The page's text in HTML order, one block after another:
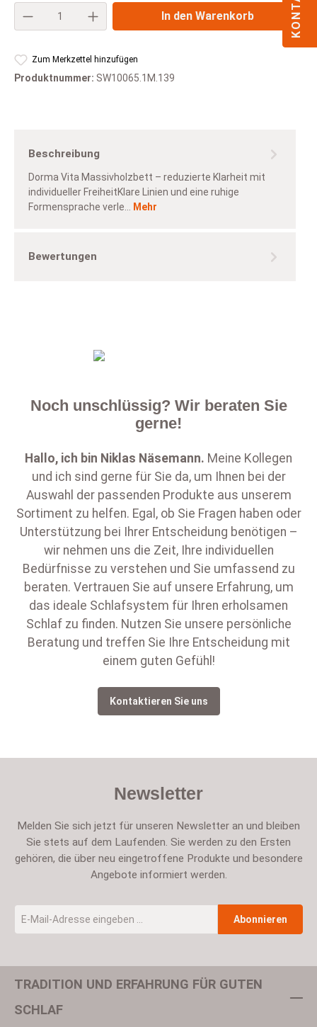
Produkt Anzahl: Gib den gewünschten
In den Warenkorb
Zum Merkzettel hinzufügen
Produktnummer: SW10065.1M.139
Beschreibung
Dorma Vita Massivholzbett – reduzierte Klarheit mit
individueller FreiheitKlare Linien und eine ruhige
Formensprache verle…
Mehr
Bewertungen
Noch unschlüssig? Wir beraten Sie
gerne!
Hallo, ich bin Niklas Näsemann. Meine Kollegen
und ich sind gerne für Sie da, um Ihnen bei der
Auswahl der passenden Produkte aus unserem
Sortiment zu helfen. Egal, ob Sie Fragen haben oder
Unterstützung bei Ihrer Entscheidung benötigen –
wir nehmen uns die Zeit, Ihre individuellen
Bedürfnisse zu verstehen und Sie umfassend zu
beraten. Vertrauen Sie auf unsere Erfahrung, um
das ideale Schlafsystem für Ihren erholsamen
Schlaf zu finden. Nutzen Sie unsere persönliche
Beratung und treffen Sie Ihre Entscheidung mit
einem guten Gefühl!
Kontaktieren Sie uns
Newsletter
Melden Sie sich jetzt für unseren Newsletter an und bleiben
Sie stets auf dem Laufenden. Sie werden zu den Ersten
gehören, die über neu eingetroffene Produkte und besondere
Angebote informiert werden.
Abonnieren
Um weiterzugehen, geben Sie die oben abgebildeten Zeichen ein
TRADITION UND ERFAHRUNG FÜR GUTEN
SCHLAF